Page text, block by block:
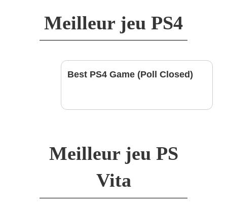
Meilleur jeu PS4
Best PS4 Game (Poll Closed)
Meilleur jeu PS
Vita